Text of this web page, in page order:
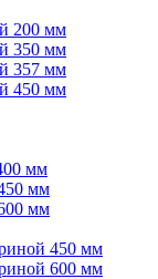
200 мм
350 мм
357 мм
450 мм
мм
мм
мм
450 мм
600 мм